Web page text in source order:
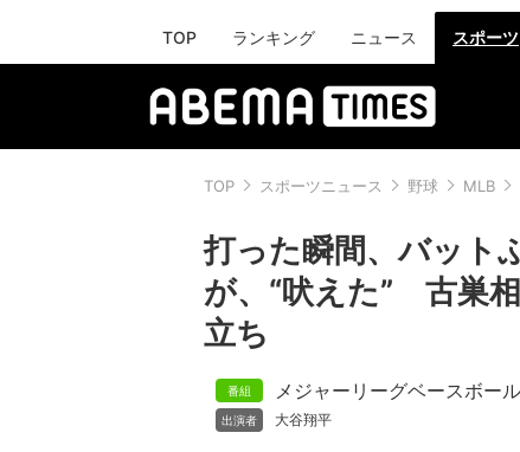
TOP ランキング ニュース スポーツ
TOP スポーツニュース 野球 MLB
打った瞬間、バット
が、“吠えた” 古巣
立ち
メジャーリーグベースボール
大谷翔平